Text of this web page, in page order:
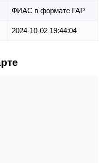
ФИАС в формате ГАР
2024-10-02 19:44:04